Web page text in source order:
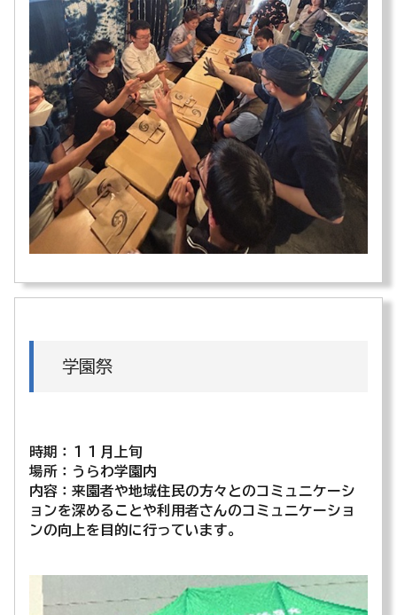
学園祭
時期：１１月上旬
場所：うらわ学園内
内容：来園者や地域住民の方々とのコミュニケーシ
ョンを深めることや利用者さんのコミュニケーショ
ンの向上を目的に行っています。